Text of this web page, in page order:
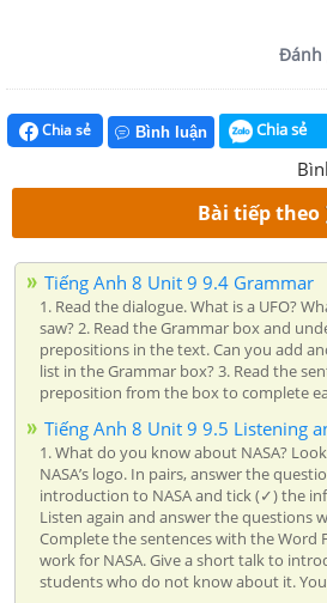
Đánh
Chia sẻ Bình luận Chia sẻ
Bài tiếp theo
Tiếng Anh 8 Unit 9 9.4 Grammar
1. Read the dialogue. What is a UFO?
saw? 2. Read the Grammar box and
prepositions in the text. Can you add
list in the Grammar box? 3. Read the
preposition from the box to complete
Tiếng Anh 8 Unit 9 9.5 Listening
1. What do you know about NASA?
NASA’s logo. In pairs, answer the
introduction to NASA and tick (✓) the
Listen again and answer the questions
Complete the sentences with the Word
work for NASA. Give a short talk to
students who do not know about it.